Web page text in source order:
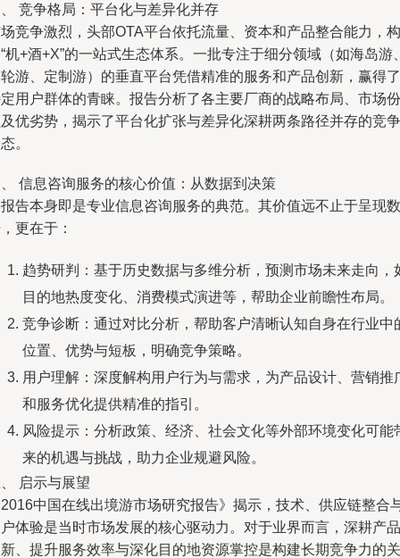
竞争格局：平台化与差异化并存
竞争激烈，头部OTA平台依托流量、资本和产品整合能力，构
机+酒+X”的一站式生态体系。一批专注于细分领域（如海岛游
游、定制游）的垂直平台凭借精准的服务和产品创新，赢得了
用户群体的青睐。报告分析了各主要厂商的战略布局、市场份
优劣势，揭示了平台化扩张与差异化深耕两条路径并存的竞争
。
信息咨询服务的核心价值：从数据到决策
告本身即是专业信息咨询服务的典范。其价值远不止于呈现数
更在于：
趋势研判：基于历史数据与多维分析，预测市场未来走向，
目的地热度变化、消费模式演进等，帮助企业前瞻性布局。
竞争诊断：通过对比分析，帮助客户清晰认知自身在行业中
位置、优势与短板，明确竞争策略。
用户理解：深度解构用户行为与需求，为产品设计、营销推
和服务优化提供精准的指引。
风险提示：分析政策、经济、社会文化等外部环境变化可能
来的机遇与挑战，助力企业规避风险。
启示与展望
中国在线出境游市场研究报告》揭示，技术、供应链整合
体验是当时市场发展的核心驱动力。对于业界而言，深耕产品
、提升服务效率与深化目的地资源掌控是构建长期竞争力的关